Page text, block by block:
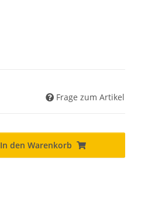
Frage zum Artikel
In den Warenkorb